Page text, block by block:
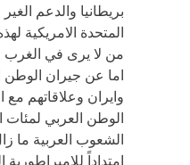
بريطانيا والدعم
المتحدة الامريكية
من لا يرى في الغرب
اما عن جيران الوطن
وايران وعلاقاتهم
الوطن العربي
الشعوب العربية ما
امتداداً للامبراطورية